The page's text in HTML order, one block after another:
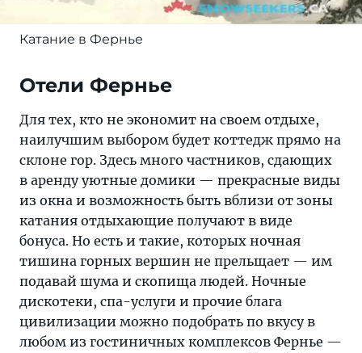
Катание в Фернье
Отели Фернье
Для тех, кто не экономит на своем отдыхе,
наилучшим выбором будет коттедж прямо на
склоне гор. Здесь много частников, сдающих
в аренду уютные домики — прекрасные виды
из окна и возможность быть вблизи от зоны
катания отдыхающие получают в виде
бонуса. Но есть и такие, которых ночная
тишина горных вершин не прельщает — им
подавай шума и скопища людей. Ночные
дискотеки, спа-услуги и прочие блага
цивилизации можно подобрать по вкусу в
любом из гостиничных комплексов Фернье —